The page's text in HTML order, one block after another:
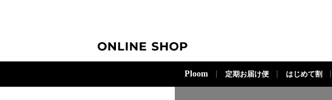
ONLINE SHOP
Ploom 定期お届け便 はじめて割